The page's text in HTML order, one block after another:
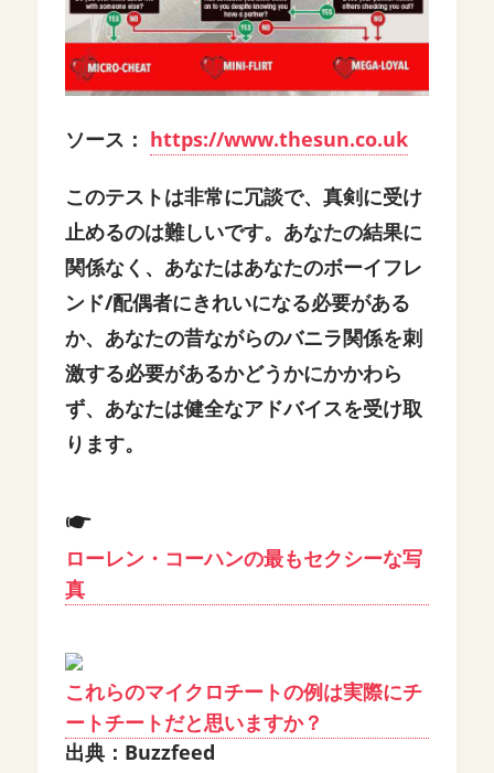
ソース： https://www.thesun.co.uk
このテストは非常に冗談で、真剣に受け
止めるのは難しいです。あなたの結果に
関係なく、あなたはあなたのボーイフレ
ンド/配偶者にきれいになる必要がある
か、あなたの昔ながらのバニラ関係を刺
激する必要があるかどうかにかかわら
ず、あなたは健全なアドバイスを受け取
ります。
ローレン・コーハンの最もセクシーな写
真
これらのマイクロチートの例は実際にチ
ートチートだと思いますか？
出典：Buzzfeed